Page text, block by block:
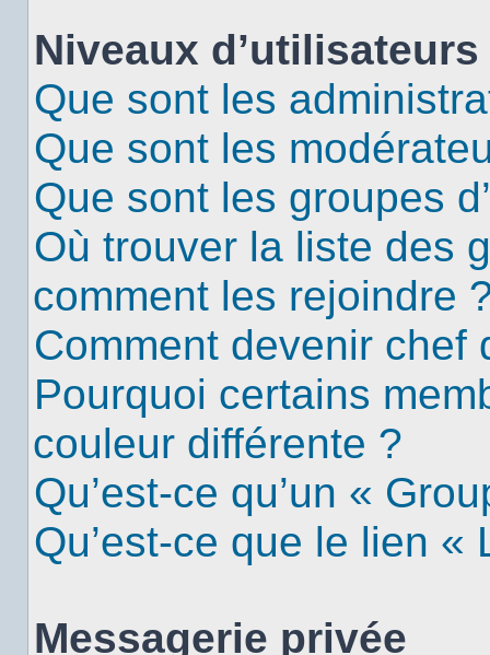
Niveaux
Que sont les
Que sont les
Que sont les groupes
Où trouver la liste des
comment les rejoindre
Comment devenir chef
Pourquoi certains
couleur différente ?
Qu’est-ce qu’un «
Qu’est-ce que le lien «
Messagerie privée